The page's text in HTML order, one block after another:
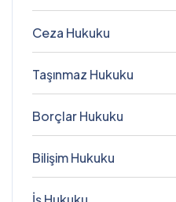
Ceza Hukuku
Taşınmaz Hukuku
Borçlar Hukuku
Bilişim Hukuku